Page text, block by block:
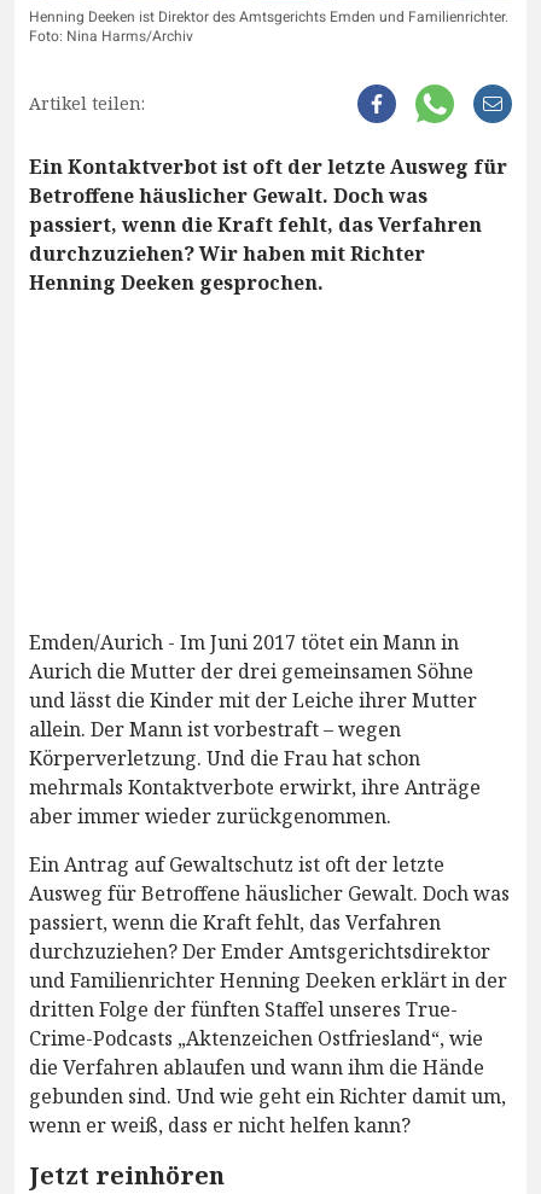
Henning Deeken ist Direktor des Amtsgerichts Emden und Familienrichter.
Foto: Nina Harms/Archiv
Artikel teilen:
Ein Kontaktverbot ist oft der letzte Ausweg für
Betroffene häuslicher Gewalt. Doch was
passiert, wenn die Kraft fehlt, das Verfahren
durchzuziehen? Wir haben mit Richter
Henning Deeken gesprochen.
Emden/Aurich - Im Juni 2017 tötet ein Mann in
Aurich die Mutter der drei gemeinsamen Söhne
und lässt die Kinder mit der Leiche ihrer Mutter
allein. Der Mann ist vorbestraft – wegen
Körperverletzung. Und die Frau hat schon
mehrmals Kontaktverbote erwirkt, ihre Anträge
aber immer wieder zurückgenommen.
Ein Antrag auf Gewaltschutz ist oft der letzte
Ausweg für Betroffene häuslicher Gewalt. Doch was
passiert, wenn die Kraft fehlt, das Verfahren
durchzuziehen? Der Emder Amtsgerichtsdirektor
und Familienrichter Henning Deeken erklärt in der
dritten Folge der fünften Staffel unseres True-
Crime-Podcasts „Aktenzeichen Ostfriesland“, wie
die Verfahren ablaufen und wann ihm die Hände
gebunden sind. Und wie geht ein Richter damit um,
wenn er weiß, dass er nicht helfen kann?
Jetzt reinhören